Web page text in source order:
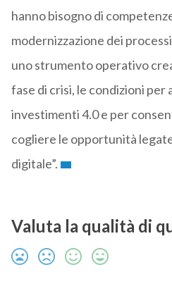
hanno bisogno di
modernizzazione dei
uno strumento operativo
fase di crisi, le condizioni per
investimenti 4.0 e per
cogliere le opportunità
digitale”.
Valuta la qualità di